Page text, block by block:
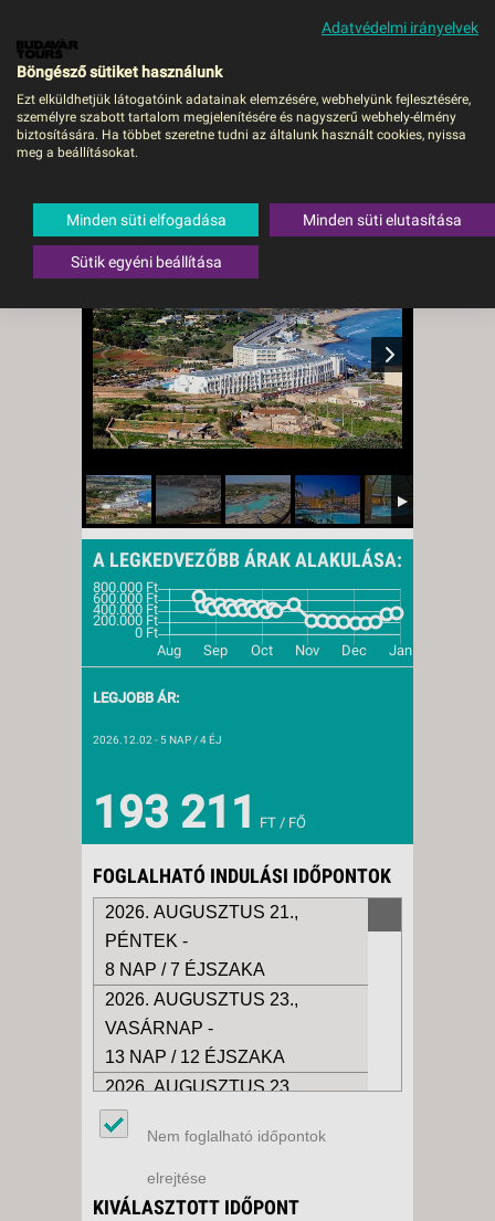
MENÜ
db Seabank Resort + Spa -
Málta,Mellieha,Ghadira Bay
A LEGKEDVEZŐBB ÁRAK ALAKULÁSA:
LEGJOBB ÁR:
2026.12.02 - 5 NAP / 4 ÉJ
193 211 FT / FŐ
FOGLALHATÓ INDULÁSI IDŐPONTOK
2026. AUGUSZTUS 21.,
PÉNTEK -
8 NAP / 7 ÉJSZAKA
2026. AUGUSZTUS 23.,
VASÁRNAP -
13 NAP / 12 ÉJSZAKA
2026. AUGUSZTUS 23.,
VASÁRNAP -
6 NAP / 5 ÉJSZAKA
2026. AUGUSZTUS 28.,
PÉNTEK -
Nem foglalható időpontok
elrejtése
KIVÁLASZTOTT IDŐPONT
Adatvédelmi irányelvek
Böngésző sütiket használunk
Ezt elküldhetjük látogatóink adatainak elemzésére, webhelyünk fejlesztésére,
személyre szabott tartalom megjelenítésére és nagyszerű webhely-élmény
biztosítására. Ha többet szeretne tudni az általunk használt cookies, nyissa
meg a beállításokat.
Minden süti elfogadása Minden süti elutasítása
Sütik egyéni beállítása